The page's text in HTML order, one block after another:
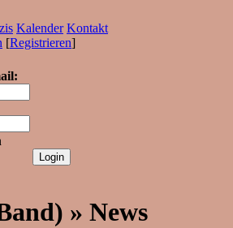
Kalender Kontakt
[Registrieren]
» News